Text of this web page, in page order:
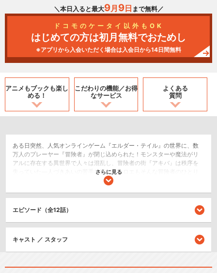
＼本日入ると最大9月 9日 まで無料／
ドコモのケータイ以外もOK
はじめての方は初月無料でおためし
※アプリから入会いただく場合は入会日から14日間無料
アニメもブックも楽し
める！
こだわりの機能／お得
なサービス
よくある
質問
ある日突然、人気オンラインゲーム『エルダー・テイル』の世界に、数
万人のプレーヤー『冒険者』が閉じ込められた！モンスターや魔法がリ
アルに存在する異世界で人々は混乱し、冒険者の街『アキバ』は秩序を
失っていた―人づきあいの苦手な青年・シロエもそんな冒険者のひとり
だったが、意を決したシロエは盟友の直継、アカツキ、にゃん太らとギ
者の結束を呼びかけ、自治組織『円卓会議』を立ち上げ、街に平和と安
定を取り戻す。この『円卓会議』を中心に、ゲーム世界のもともとの住
人である『大地人』との交流も進み、筆頭貴族コーウェン家の令嬢・レ
イネシアがアキバに赴任するなど、冒険者と貴族や商人、一般市民など
された『大災害』から１年が過ぎ、つかの間の繁栄を享受していたアキ
バの街には、新種のモンスター『典災』の襲来や東西の貴族どうしの権
ていた。そして、ついに冒険者の結束の象徴『円卓会議』に決定的な危
さらに見る
エピソード（全12話）
キャスト ／ スタッフ